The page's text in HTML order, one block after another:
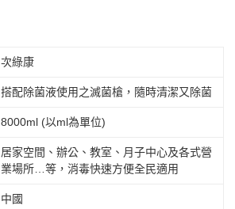
次綠康
搭配除菌液使用之滅菌槍，隨時清潔又除菌
8000ml (以ml為單位)
居家空間、辦公、教室、月子中心及各式營
業場所…等，消毒快速方便全民適用
中國